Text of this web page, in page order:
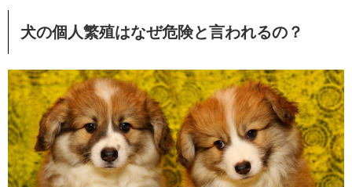
犬の個人繁殖はなぜ危険と言われるの？